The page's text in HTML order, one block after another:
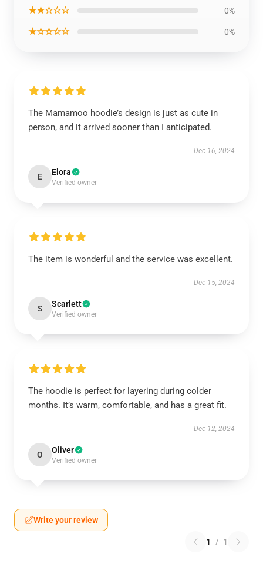
★★☆☆☆ 0%
★☆☆☆☆ 0%
The Mamamoo hoodie’s design is just as cute in
person, and it arrived sooner than I anticipated.
Dec 16, 2024
E Elora
Verified owner
The item is wonderful and the service was excellent.
Dec 15, 2024
S Scarlett
Verified owner
The hoodie is perfect for layering during colder
months. It’s warm, comfortable, and has a great fit.
Dec 12, 2024
O Oliver
Verified owner
Write your review
1 / 1